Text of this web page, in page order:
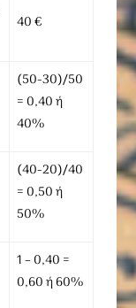
40 €
(50-30)/50
= 0,40 ή
40%
(40-20)/40
= 0,50 ή
50%
1 – 0,40 =
0,60 ή 60%